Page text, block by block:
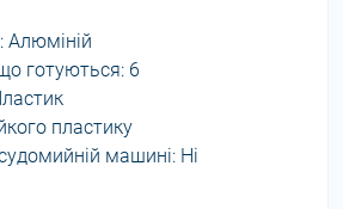
Алюміній
готуються: 6
пластику
машині: Ні